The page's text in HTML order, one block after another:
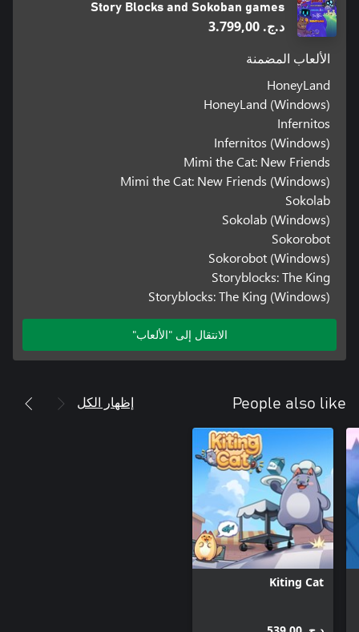
Story Blocks and Sokoban games
د.ج.‏ 3.799,00
الألعاب المضمنة
HoneyLand
HoneyLand (Windows)
Infernitos
Infernitos (Windows)
Mimi the Cat: New Friends
Mimi the Cat: New Friends (Windows)
Sokolab
Sokolab (Windows)
Sokorobot
Sokorobot (Windows)
Storyblocks: The King
Storyblocks: The King (Windows)
الانتقال إلى "الألعاب"
People also like إظهار الكل
Kiting Cat